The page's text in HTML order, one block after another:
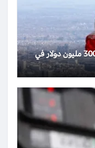
إيران تدمر نظام رادار أمريكيًا بقيمة 300 مليون دولار في